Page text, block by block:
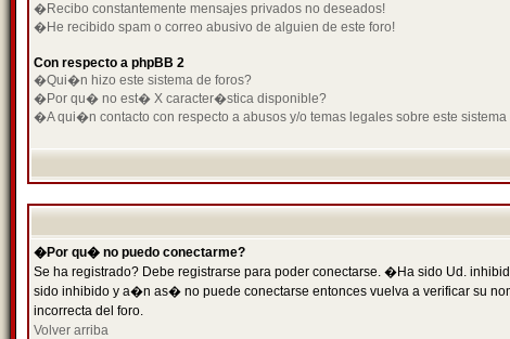
�Recibo constantemente mensajes privados no deseados!
�He recibido spam o correo abusivo de alguien de este foro!
Con respecto a phpBB 2
�Qui�n hizo este sistema de foros?
�Por qu� no est� X caracter�stica disponible?
�A qui�n contacto con respecto a abusos y/o temas legales sobre este sistema
�Por qu� no puedo conectarme?
Se ha registrado? Debe registrarse para poder conectarse. �Ha sido Ud.
sido inhibido y a�n as� no puede conectarse entonces vuelva a verificar su
incorrecta del foro.
Volver arriba